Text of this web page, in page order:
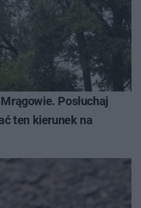
Posłuchaj
ten kierunek na